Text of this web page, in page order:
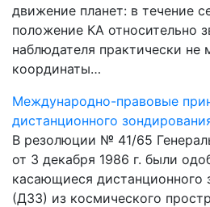
движение планет: в течение
положение КА относительно
наблюдателя практически не
координаты…
Международно-правовые
дистанционного
В резолюции № 41/65
от 3 декабря 1986 г. были
касающиеся дистанционного
(ДЗЗ) из космического